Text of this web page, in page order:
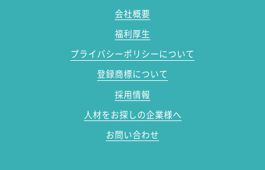
会社概要
福利厚生
プライバシーポリシーについて
登録商標について
採用情報
人材をお探しの企業様へ
お問い合わせ